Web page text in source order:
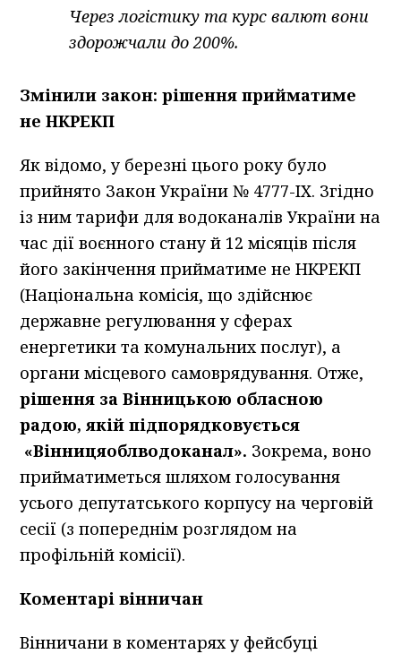
Через логістику та курс валют вони
здорожчали до 200%.
Змінили закон: рішення прийматиме
не НКРЕКП
Як відомо, у березні цього року було
прийнято Закон України № 4777-IX. Згідно
із ним тарифи для водоканалів України на
час дії воєнного стану й 12 місяців після
його закінчення прийматиме не НКРЕКП
(Національна комісія, що здійснює
державне регулювання у сферах
енергетики та комунальних послуг), а
органи місцевого самоврядування. Отже,
рішення за Вінницькою обласною
радою, якій підпорядковується
«Вінницяоблводоканал». Зокрема, воно
прийматиметься шляхом голосування
усього депутатського корпусу на черговій
сесії (з попереднім розглядом на
профільній комісії).
Коментарі вінничан
Вінничани в коментарях у фейсбуці